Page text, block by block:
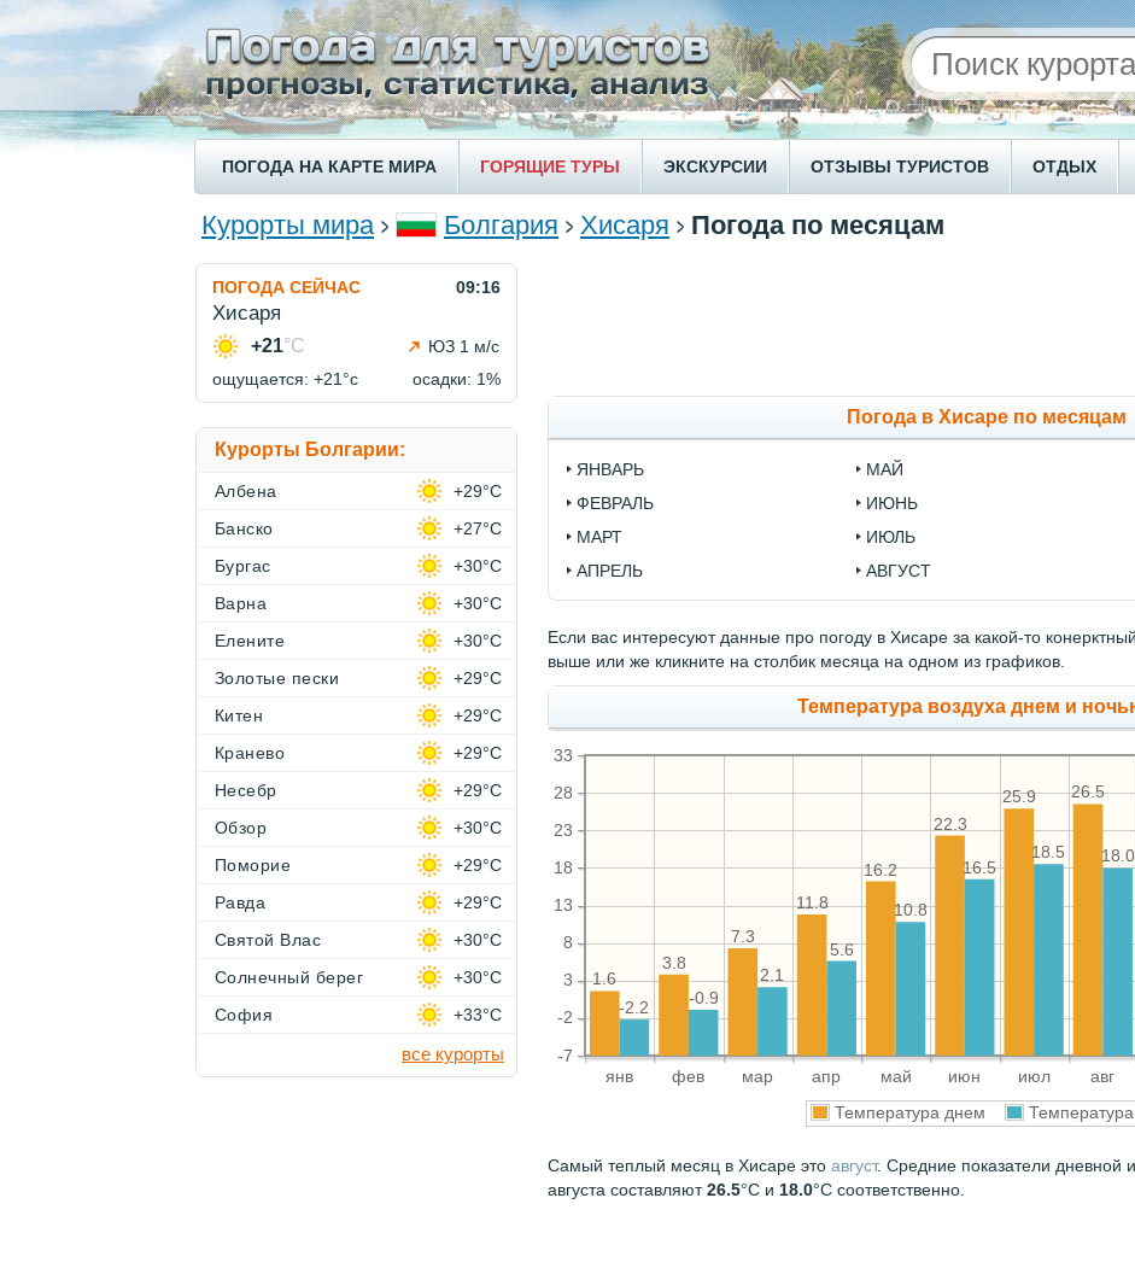
ПОГОДА НА КАРТЕ МИРА ГОРЯЩИЕ ТУРЫ ЭКСКУРСИИ ОТЗЫВЫ ТУРИСТОВ ОТДЫХ
Курорты мира Болгария Хисаря Погода по месяцам
Погода в Хисаре по месяцам
ЯНВАРЬ
ФЕВРАЛЬ
МАРТ
АПРЕЛЬ
МАЙ
ИЮНЬ
ИЮЛЬ
АВГУСТ
Если вас интересуют данные про погоду в Хисаре за какой-то
выше или же кликните на столбик месяца на одном из графиков.
Температура воздуха днем и
янв фев мар апр май июн июл авг
-7
-2
3
8
13
18
23
28
33
26.5
25.9
22.3
16.2
11.8
7.3
3.8
1.6
18.0
18.5
16.5
10.8
5.6
2.1
-0.9
-2.2
Температура днем
Самый теплый месяц в Хисаре это август. Средние показатели дневной
августа составляют26.5°С и 18.0°С соответственно.
ПОГОДА СЕЙЧАС 09:16
Хисаря
+21°C
ЮЗ 1 м/с
ощущается: +21°c
осадки: 1%
Курорты Болгарии:
Албена
+29°C
Банско
+27°C
Бургас
+30°C
Варна
+30°C
Елените
+30°C
Золотые пески
+29°C
Китен
+29°C
Кранево
+29°C
Несебр
+29°C
Обзор
+30°C
Поморие
+29°C
Равда
+29°C
Святой Влас
+30°C
Солнечный берег
+30°C
София
+33°C
все курорты